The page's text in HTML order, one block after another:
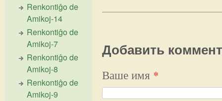
Добавить
Ваше имя *
Renkontiĝo de
Amikoj-14
Renkontiĝo de
Amikoj-7
Renkontiĝo de
Amikoj-8
Renkontiĝo de
Amikoj-9